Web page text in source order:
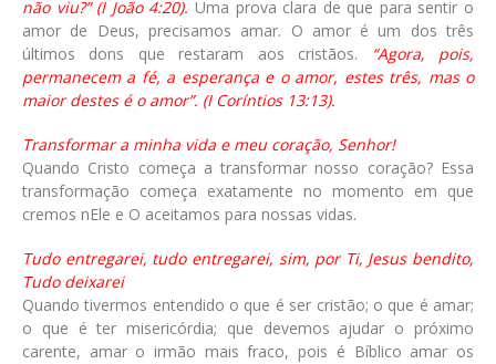
não viu?” (I João 4:20). Uma prova clara de que para sentir o
amor de Deus, precisamos amar. O amor é um dos três
últimos dons que restaram aos cristãos.
“Agora, pois,
permanecem a fé, a esperança e o amor, estes três, mas o
maior destes é o amor”. (I Coríntios 13:13).
Transformar a minha vida e meu coração, Senhor!
Quando Cristo começa a transformar nosso coração? Essa
transformação começa exatamente no momento em que
cremos nEle e O aceitamos para nossas vidas.
Tudo entregarei, tudo entregarei, sim, por Ti, Jesus bendito,
Tudo deixarei
Quando tivermos entendido o que é ser cristão; o que é amar;
o que é ter misericórdia; que devemos ajudar o próximo
carente, amar o irmão mais fraco, pois é Bíblico amar os